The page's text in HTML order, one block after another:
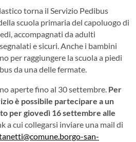
torna il Servizio Pedibus
scuola primaria del capoluogo di
accompagnati da adulti
e sicuri. Anche i bambini
per raggiungere la scuola a piedi
da una delle fermate.
aperte fino al 30 settembre. Per
è possibile partecipare a un
per giovedì 16 settembre alle
a cui collegarsi inviare una mail di
san-